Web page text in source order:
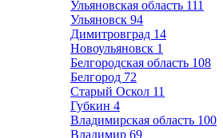
Ульяновская область 111
Ульяновск 94
Димитровград 14
Новоульяновск 1
Белгородская область 108
Белгород 72
Старый Оскол 11
Губкин 4
Владимирская область 100
Владимир 69